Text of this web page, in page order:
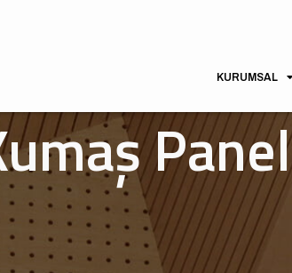
KURUMSAL
Panel